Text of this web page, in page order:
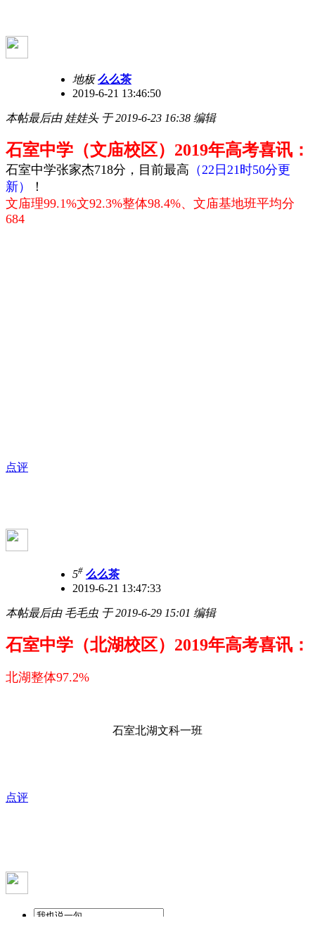
地板 么么茶
2019-6-21 13:46:50
本帖最后由 娃娃头 于 2019-6-23 16:38 编辑
石室中学（文庙校区）2019年高考喜讯：
石室中学张家杰718分，目前最高 （22日21时50分更
新）
！
文庙理99.1%文92.3%整体98.4%、文庙基地班平均分
684
点评
5# 么么茶
2019-6-21 13:47:33
本帖最后由 毛毛虫 于 2019-6-29 15:01 编辑
石室中学（北湖校区）2019年高考喜讯：
北湖整体97.2%
石室北湖文科一班
点评